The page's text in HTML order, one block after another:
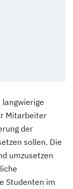
Mitarbeiter
der
sollen. Die
umzusetzen
Studenten im